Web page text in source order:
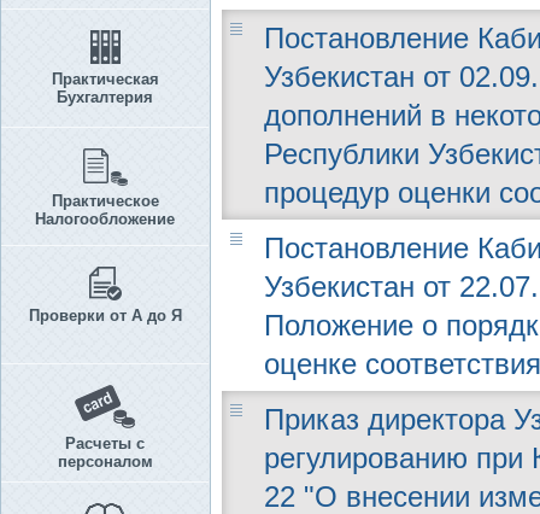
Практическая
Бухгалтерия
Практическое
Налогообложение
Проверки от А до Я
Расчеты с
персоналом
Постановление
Узбекистан от
дополнений в
Республики
процедур оценки
Постановление
Узбекистан от
Положение о
оценке
Приказ директора
регулированию при
22 "О внесении